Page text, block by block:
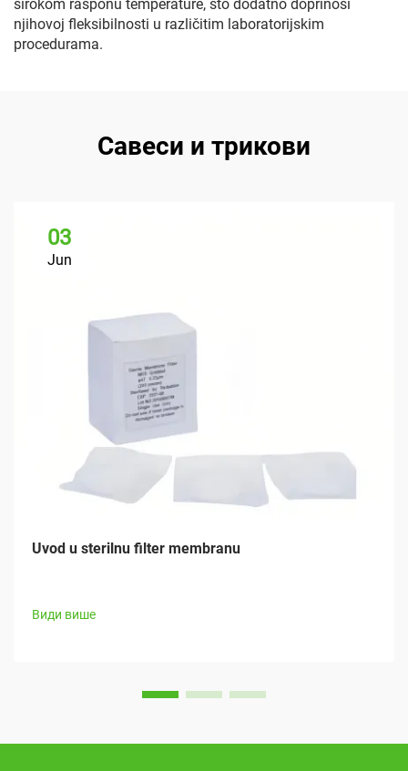
širokom rasponu temperature, što dodatno doprinosi
njihovoj fleksibilnosti u različitim laboratorijskim
procedurama.
Савеси и трикови
03
Jun
Uvod u sterilnu filter membranu
Види више